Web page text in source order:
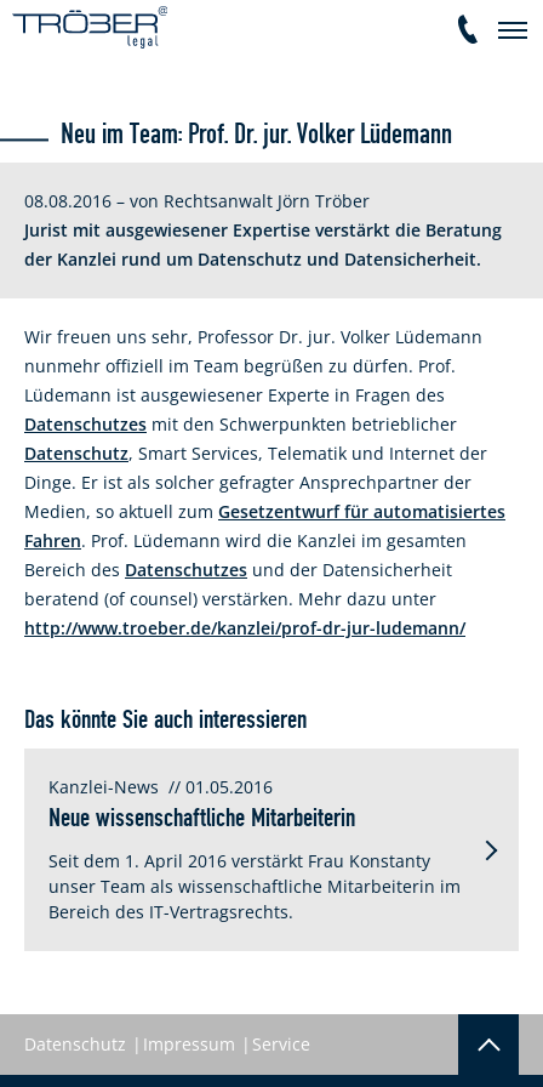
Neu im Team: Prof. Dr. jur. Volker Lüdemann
08.08.2016 – von Rechtsanwalt Jörn Tröber
Jurist mit ausgewiesener Expertise verstärkt die Beratung
der Kanzlei rund um Datenschutz und Datensicherheit.
Wir freuen uns sehr, Professor Dr. jur. Volker Lüdemann
nunmehr offiziell im Team begrüßen zu dürfen. Prof.
Lüdemann ist ausgewiesener Experte in Fragen des
Datenschutzes mit den Schwerpunkten betrieblicher
Datenschutz, Smart Services, Telematik und Internet der
Dinge. Er ist als solcher gefragter Ansprechpartner der
Medien, so aktuell zum Gesetzentwurf für automatisiertes
Fahren. Prof. Lüdemann wird die Kanzlei im gesamten
Bereich des Datenschutzes und der Datensicherheit
beratend (of counsel) verstärken. Mehr dazu unter
http://www.troeber.de/kanzlei/prof-dr-jur-ludemann/
Das könnte Sie auch interessieren
Kanzlei-News // 01.05.2016
Neue wissenschaftliche Mitarbeiterin
Seit dem 1. April 2016 verstärkt Frau Konstanty
unser Team als wissenschaftliche Mitarbeiterin im
Bereich des IT-Vertragsrechts.
Datenschutz Impressum Service